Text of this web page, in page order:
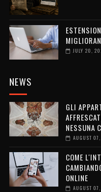
JULY 20,
NEWS
GLI
NESSUNA
AUGUST
COME
ONLINE
AUGUST